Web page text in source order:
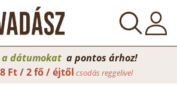
a dátumokat a pontos árhoz!
Ft / 2 fő / éjtől csodás reggelivel